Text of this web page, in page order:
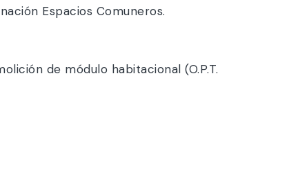
Espacios Comuneros.
de módulo habitacional (O.P.T.